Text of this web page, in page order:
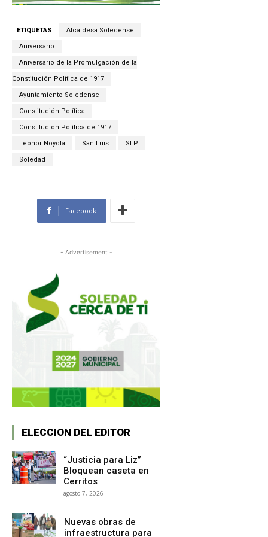
ETIQUETAS Alcaldesa Soledense
Aniversario
Aniversario de la Promulgación de la
Constitución Política de 1917
Ayuntamiento Soledense
Constitución Política
Constitución Política de 1917
Leonor Noyola San Luis SLP
Soledad
Facebook
- Advertisement -
ELECCION DEL EDITOR
“Justicia para Liz”
Bloquean caseta en
Cerritos
agosto 7, 2026
Nuevas obras de
infraestructura para